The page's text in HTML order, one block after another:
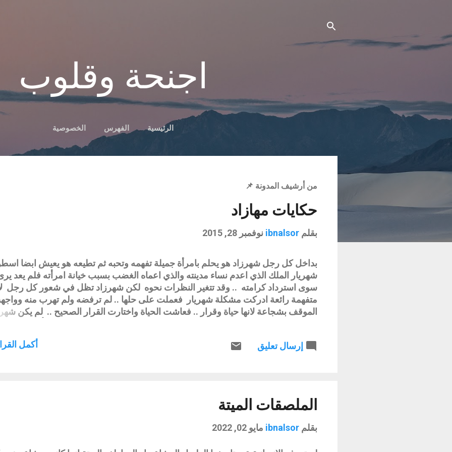
اجنحة وقلوب
الرئيسية الفهرس الخصوصية
من أرشيف المدونة 📌
حكايات مهازاد
بقلم ibnalsor نوفمبر 28, 2015
بداخل كل رجل شهرزاد هو يحلم بامرأة جميلة تفهمه وتحبه ثم تطيعه هو يعيش ابضا
شهريار الملك الذي اعدم نساء مدينته والذي اعماه الغضب بسبب خيانة امرأته فلم يعد
سوى استرداد كرامته .. وقد تتغير النظرات نحوه لكن شهرزاد تظل في شعور كل رجل
متفهمة رائعة ادركت مشكلة شهريار فعملت على حلها .. لم ترفضه ولم تهرب منه
الموقف بشجاعة لانها حياة وقرار .. فعاشت الحياة واختارت القرار الصحيح .. لم يكن
اختار القتل لاطفاء نار الغضب بداخله .. فجاءت شهرزاد تروي الحكايات .. اضفت على
التاريخ والعبر لتكون بلسم جميل يهديء من روعه واضطراب ات نفسه فنجحت واستقام
الحكايات .. هي كالزهرة تتمايل وكالنحلة تتراقص وكالندى ا...
إرسال تعليق أكمل
الملصقات الميتة
بقلم ibnalsor مايو 02, 2022